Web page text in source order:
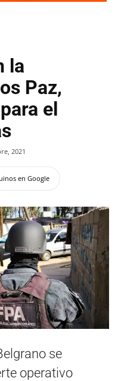
la
Paz,
el
2021
en Google
se
operativo